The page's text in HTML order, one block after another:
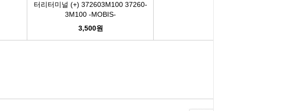
오토오일필터터리터미널 (+) 372603M100 37260-
3M100 -MOBIS-
3,500원